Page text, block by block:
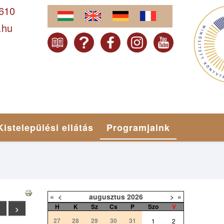
ellátás Programjaink
>
« < augusztus 2026 > »
H K Sz Cs P Szo
V
27
28 29 30 31 1 2